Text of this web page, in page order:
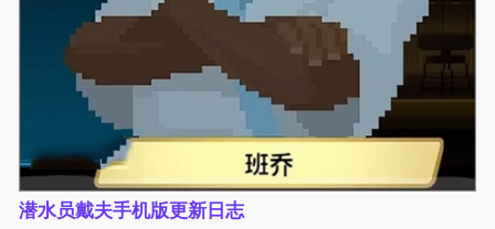
潜水员戴夫手机版更新日志